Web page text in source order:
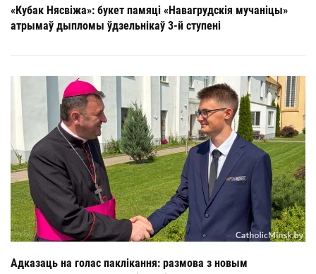
«Кубак Нясвіжа»: букет памяці «Навагрудскія мучаніцы»
атрымаў дыпломы ўдзельнікаў 3-й ступені
Адказаць на голас паклікання: размова з новым